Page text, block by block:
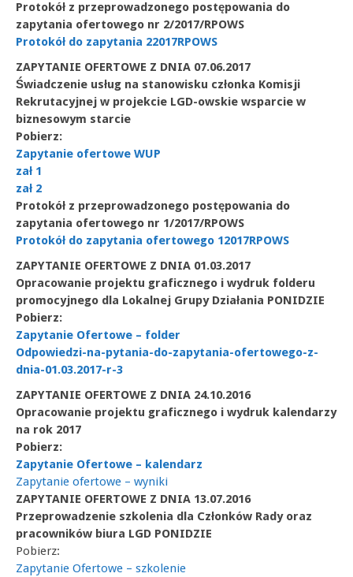
Protokół z przeprowadzonego postępowania do
zapytania ofertowego nr 2/2017/RPOWS
Protokół do zapytania 22017RPOWS
ZAPYTANIE OFERTOWE Z DNIA 07.06.2017
Świadczenie usług na stanowisku członka Komisji
Rekrutacyjnej w projekcie LGD-owskie wsparcie w
biznesowym starcie
Pobierz:
Zapytanie ofertowe WUP
zał 1
zał 2
Protokół z przeprowadzonego postępowania do
zapytania ofertowego nr 1/2017/RPOWS
Protokół do zapytania ofertowego 12017RPOWS
ZAPYTANIE OFERTOWE Z DNIA 01.03.2017
Opracowanie projektu graficznego i wydruk folderu
promocyjnego dla Lokalnej Grupy Działania PONIDZIE
Pobierz:
Zapytanie Ofertowe – folder
Odpowiedzi-na-pytania-do-zapytania-ofertowego-z-
dnia-01.03.2017-r-3
ZAPYTANIE OFERTOWE Z DNIA 24.10.2016
Opracowanie projektu graficznego i wydruk kalendarzy
na rok 2017
Pobierz:
Zapytanie Ofertowe – kalendarz
Zapytanie ofertowe – wyniki
ZAPYTANIE OFERTOWE Z DNIA 13.07.2016
Przeprowadzenie szkolenia dla Członków Rady oraz
pracowników biura LGD PONIDZIE
Pobierz:
Zapytanie Ofertowe – szkolenie